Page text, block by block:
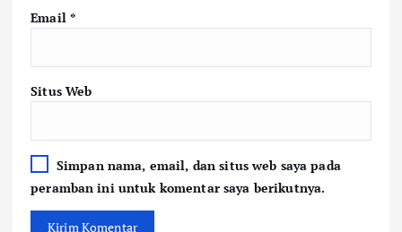
Email *
Situs Web
Simpan nama, email, dan situs web saya pada
peramban ini untuk komentar saya berikutnya.